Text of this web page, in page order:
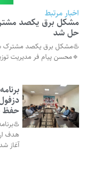
اخبار مرتبط
مشکل برق یکصد
حل شد
♨️مشکل برق یکصد مشترک
🔹محسن پیام فر مدیریت
حفظ
هدف
آغاز